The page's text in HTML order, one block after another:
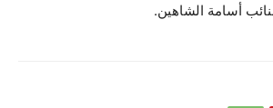
أسامة الشاهين.